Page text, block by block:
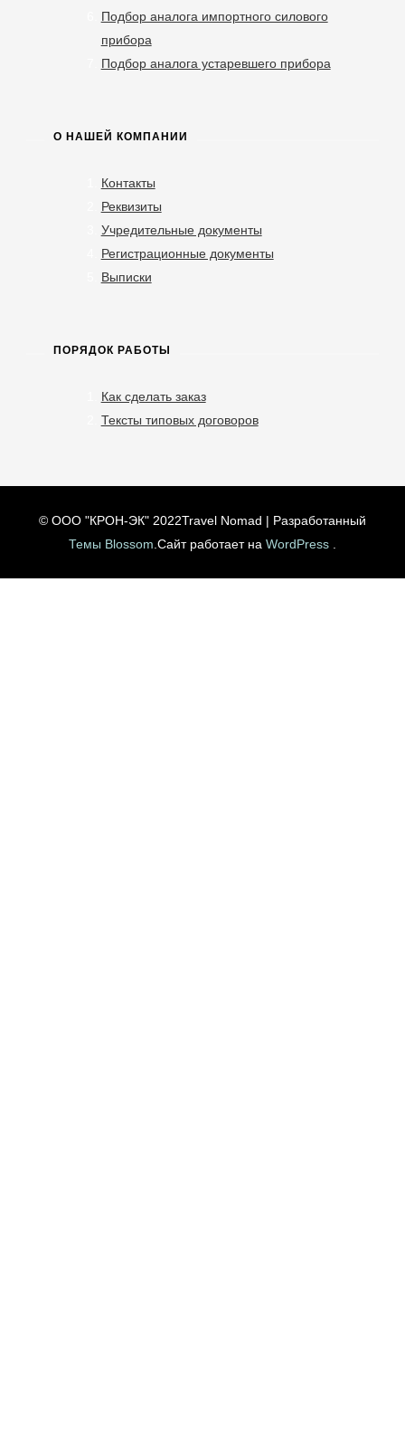
Подбор аналога импортного силового
прибора
Подбор аналога устаревшего прибора
О НАШЕЙ КОМПАНИИ
Контакты
Реквизиты
Учредительные документы
Регистрационные документы
Выписки
ПОРЯДОК РАБОТЫ
Как сделать заказ
Тексты типовых договоров
© ООО "КРОН-ЭК" 2022Travel Nomad | Разработанный
Темы Blossom .Сайт работает на WordPress